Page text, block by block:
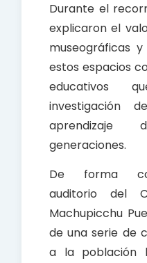
Durante el
explicaron el
museográficas
estos espacios
educativos
investigación
generaciones.
De forma
auditorio del
Machupicchu
de una serie de
a la población